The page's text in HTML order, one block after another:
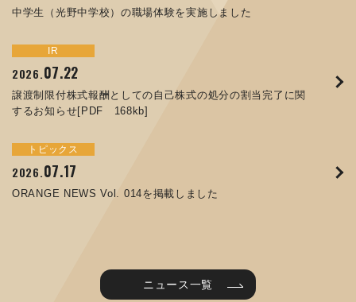
中学生（光野中学校）の職場体験を実施しました
IR
2026.07.22
譲渡制限付株式報酬としての自己株式の処分の割当完了に関
するお知らせ[PDF 168kb]
トピックス
2026.07.17
ORANGE NEWS Vol. 014を掲載しました
2025. 09.02
お知らせ
2025.05.29
コラムを更新しました：MEX金沢2025(第61回機械工業見本
お知らせ
2025.05.15
高松流技Vol.25を掲載しました
トピックス
2025.09.10
ORANGE NEWS Vol. 011を掲載しました
2025.07.31
ORANGE NEWS Vol. 010を掲載しました
MEX金沢2025 出展のご案内 ※終了しました
イベント
2024.09.26
JIMTOF2024 出展のご案内 ※終了しました
2024.05.13
MEX金沢2024 学生向け会社説明コーナー予約のご案内 ※
終了しました
2026. 07.07
IR
2026.07.01
コーポレートガバナンス報告書を更新しました
IR
2026.06.26
第65回定時株主総会のご報告を掲載しました
「健康経営優良法人２０２６（大規模法人部門）」に認定さ
サステナビリティ
2025.12.09
令和７年度石川県ワークライフバランス企業知事表彰「優良
サステナビリティ
2025.12.04
ニュース一覧